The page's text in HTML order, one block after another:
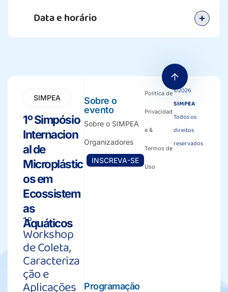
Data e horário
SIMPEA
1º Simpósio
Internacion
al de
Microplástic
os em
Ecossistem
as
Aquáticos
1º
Workshop
de Coleta,
Caracteriza
ção e
Sobre o
evento
Sobre o SIMPEA
Organizadores
INSCREVA-SE
Programação
Política de
Privacidad
e &
Termos de
Uso
©2026
SIMPEA·
Todos os
direitos
reservados